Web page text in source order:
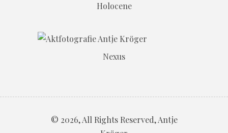
Holocene
Nexus
© 2026, All Rights Reserved, Antje